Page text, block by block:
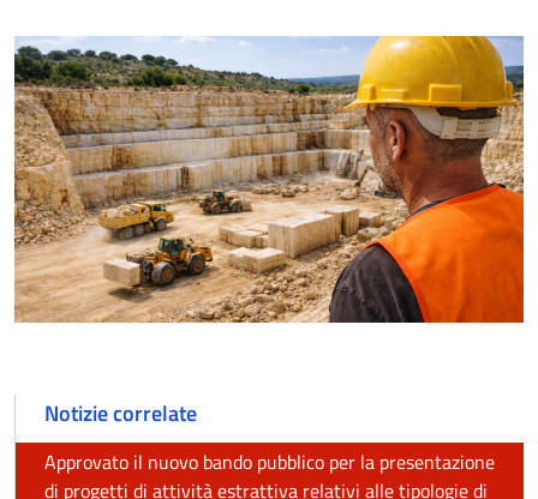
Notizie correlate
Approvato il nuovo bando pubblico per la presentazione
di progetti di attività estrattiva relativi alle tipologie di